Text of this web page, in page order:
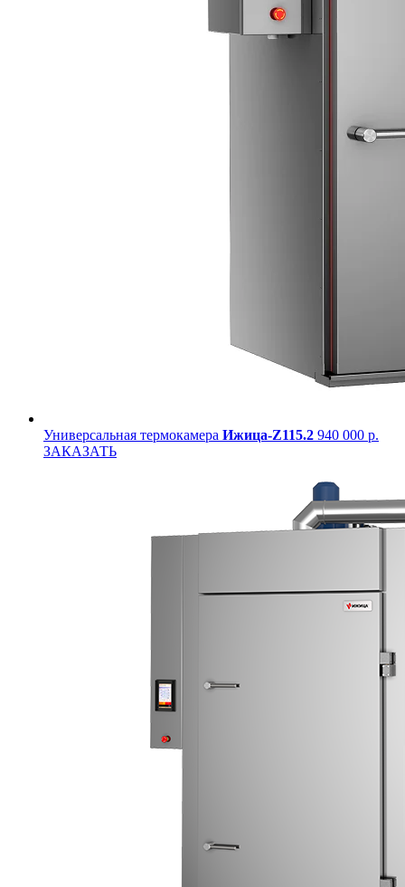
Универсальная термокамера Ижица-Z115.2 940 000 р.
ЗАКАЗАТЬ